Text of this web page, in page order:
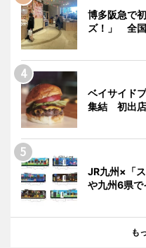
博多阪急で
ズ！」 全
ベイサイド
集結 初出店
JR九州×「
や九州6県で
も